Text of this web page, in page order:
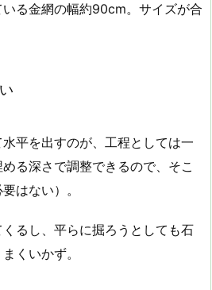
る金網の幅約90cm。サイズが合
平を出すのが、工程としては一
る深さで調整できるので、そこ
はない）。
るし、平らに掘ろうとしても石
くいかず。